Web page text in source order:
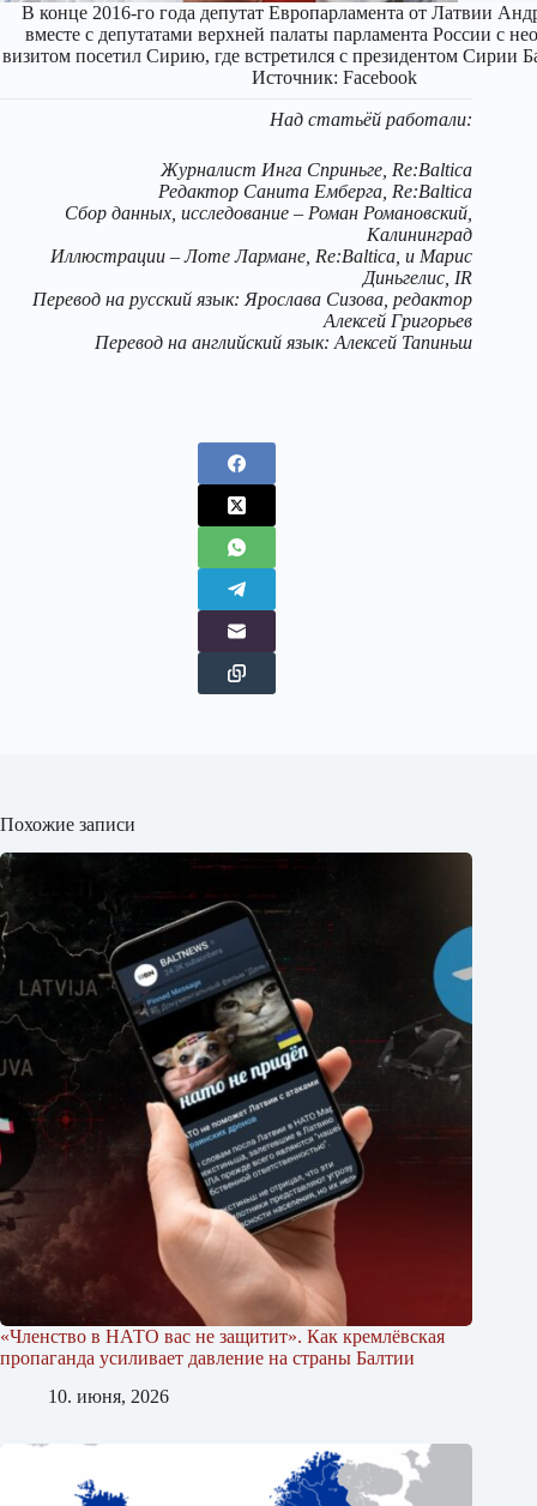
В конце 2016-го года депутат Европарламента от Латвии
вместе с депутатами верхней палаты парламента России с
визитом посетил Сирию, где встретился с президентом Сирии
Источник: Facebook
Над статьёй работали:
Журналист Инга Сприньге, Re:Baltica
Редактор Санита Емберга, Re:Baltica
Сбор данных, исследование – Роман Романовский,
Калининград
Иллюстрации – Лоте Лармане, Re:Baltica, и Марис
Диньгелис, IR
Перевод на русский язык: Ярослава Сизова, редактор
Алексей Григорьев
Перевод на английский язык: Алексей Тапиньш
Похожие записи
«Членство в НАТО вас не защитит». Как кремлёвская
пропаганда усиливает давление на страны Балтии
10. июня, 2026